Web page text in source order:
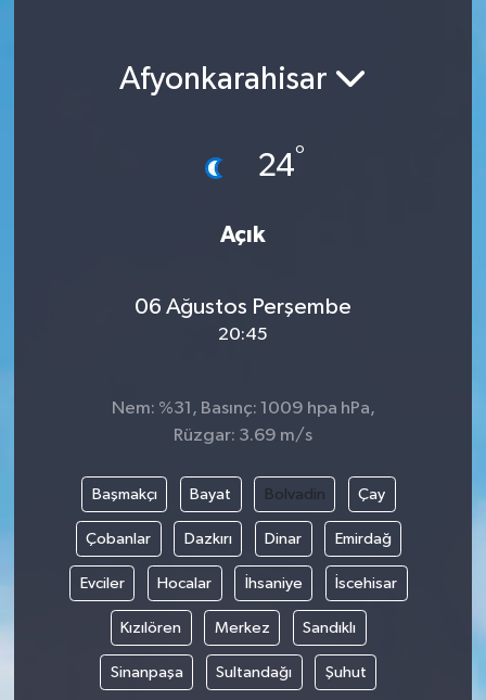
Afyonkarahisar
24°
Açık
06 Ağustos Perşembe
20:45
Nem: %31, Basınç: 1009 hpa hPa,
Rüzgar: 3.69 m/s
Başmakçı Bayat Bolvadin Çay
Çobanlar Dazkırı Dinar Emirdağ
Evciler Hocalar İhsaniye İscehisar
Kızılören Merkez Sandıklı
Sinanpaşa Sultandağı Şuhut
Gündem
Yaşam
Yurttan